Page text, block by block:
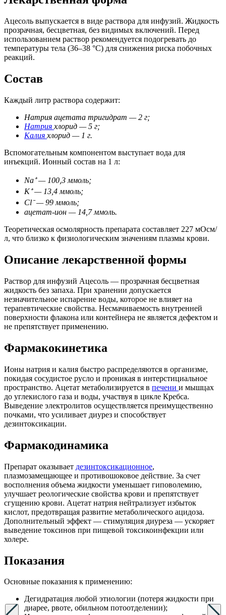
Ацесоль выпускается в виде раствора для инфузий. Жидкость
прозрачная, бесцветная, без видимых включений. Перед
использованием раствор рекомендуется подогревать до
температуры тела (36–38 °C) для снижения риска побочных
реакций.
Состав
Каждый литр раствора содержит:
Натрия ацетата тригидрат — 2 г;
Натрия хлорид — 5 г;
Калия хлорид — 1 г.
Вспомогательным компонентом выступает вода для
инъекций. Ионный состав на 1 л:
Na⁺ — 100,3 ммоль;
K⁺ — 13,4 ммоль;
Cl⁻ — 99 ммоль;
ацетат-ион — 14,7 ммоль.
Теоретическая осмолярность препарата составляет 227 мОсм/
л, что близко к физиологическим значениям плазмы крови.
Описание лекарственной формы
Раствор для инфузий Ацесоль — прозрачная бесцветная
жидкость без запаха. При хранении допускается
незначительное испарение воды, которое не влияет на
терапевтические свойства. Несмачиваемость внутренней
поверхности флакона или контейнера не является дефектом и
не препятствует применению.
Фармакокинетика
Ионы натрия и калия быстро распределяются в организме,
покидая сосудистое русло и проникая в интерстициальное
пространство. Ацетат метаболизируется в печени и мышцах
до углекислого газа и воды, участвуя в цикле Кребса.
Выведение электролитов осуществляется преимущественно
почками, что усиливает диурез и способствует
дезинтоксикации.
Фармакодинамика
Препарат оказывает дезинтоксикационное,
плазмозамещающее и противошоковое действие. За счет
восполнения объема жидкости уменьшает гиповолемию,
улучшает реологические свойства крови и препятствует
сгущению крови. Ацетат натрия нейтрализует избыток
кислот, предотвращая развитие метаболического ацидоза.
Дополнительный эффект — стимуляция диуреза — ускоряет
выведение токсинов при пищевой токсикоинфекции или
холере.
Показания
Основные показания к применению:
Дегидратация любой этиологии (потеря жидкости при
диарее, рвоте, обильном потоотделении);